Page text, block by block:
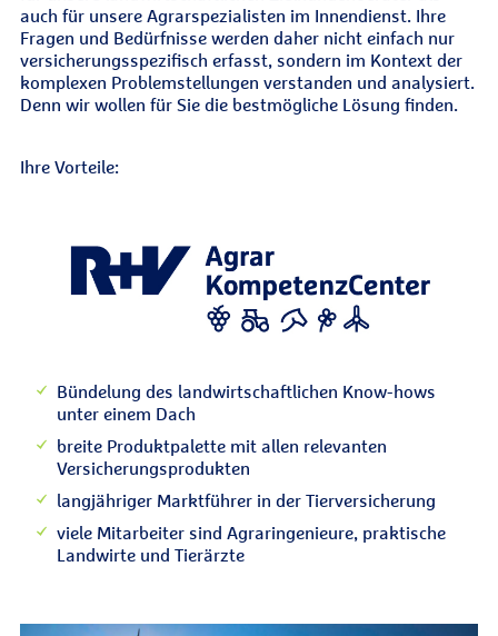
auch für unsere Agrarspezialisten im Innendienst. Ihre
Fragen und Bedürfnisse werden daher nicht einfach nur
versicherungsspezifisch erfasst, sondern im Kontext der
komplexen Problemstellungen verstanden und analysiert.
Denn wir wollen für Sie die bestmögliche Lösung finden.
Ihre Vorteile:
Bündelung des landwirtschaftlichen Know-hows
unter einem Dach
breite Produktpalette mit allen relevanten
Versicherungsprodukten
langjähriger Marktführer in der Tierversicherung
viele Mitarbeiter sind Agraringenieure, praktische
Landwirte und Tierärzte